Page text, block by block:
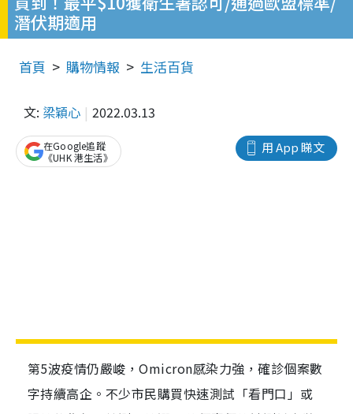
潛伏期適用
首頁 購物情報 生活百貨
文: 梁穎心 2022.03.13
用 App 睇文
在Google追蹤
《UHK 港生活》
第5波疫情仍嚴峻，Omicron感染力強，確診個案數
字持續高企。不少市民購買快速測試「看門口」或